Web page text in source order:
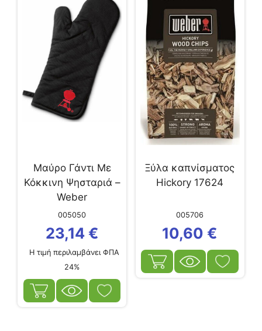
Μαύρο Γάντι Με
Κόκκινη Ψησταριά –
Weber
005050
23,14 €
Η τιμή περιλαμβάνει ΦΠΑ
24%
Ξύλα καπνίσματος
Hickory 17624
005706
10,60 €